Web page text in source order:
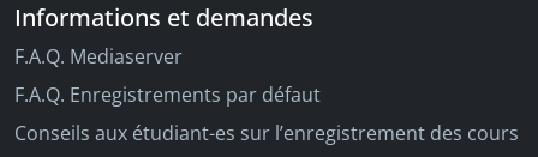
Informations et demandes
F.A.Q. Mediaserver
F.A.Q. Enregistrements par défaut
Conseils aux étudiant-es sur l’enregistrement des cours